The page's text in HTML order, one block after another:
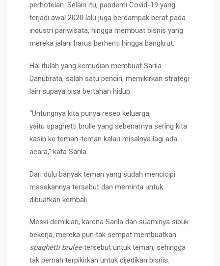
perhotelan. Selain itu, pandemi Covid-19 yang
terjadi awal 2020 lalu juga berdampak berat pada
industri pariwisata, hingga membuat bisnis yang
mereka jalani harus berhenti hingga bangkrut.
Hal itulah yang kemudian membuat Sarila
Danubrata, salah satu pendiri, memikirkan strategi
lain supaya bisa bertahan hidup.
“Untungnya kita punya resep keluarga,
yaitu spaghetti brulle yang sebenarnya sering kita
kasih ke teman-teman kalau misalnya lagi ada
acara,” kata Sarila.
Dari dulu banyak teman yang sudah mencicipi
masakannya tersebut dan meminta untuk
dibuatkan kembali.
Meski demikian, karena Sarila dan suaminya sibuk
bekerja, mereka pun tak sempat membuatkan
spaghetti bruleetersebut untuk teman, sehingga
tak pernah terpikirkan untuk dijadikan bisnis.